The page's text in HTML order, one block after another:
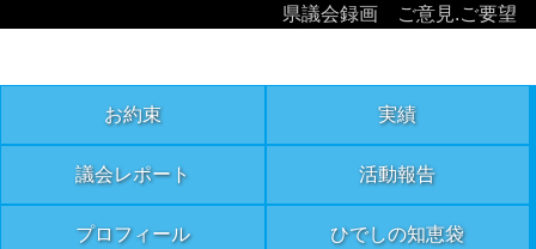
ご意見.ご要望
県議会録画
お約束 実績
議会レポート 活動報告
プロフィール ひでしの知恵袋